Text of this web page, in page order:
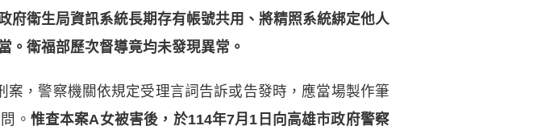
府衛生局資訊系統長期存有帳號共用、將精照系統綁定他人
。衛福部歷次督導竟均未發現異常。
，警察機關依規定受理言詞告訴或告發時，應當場製作筆
。 惟查本案A女被害後，於114年7月1日向高雄市政府警察